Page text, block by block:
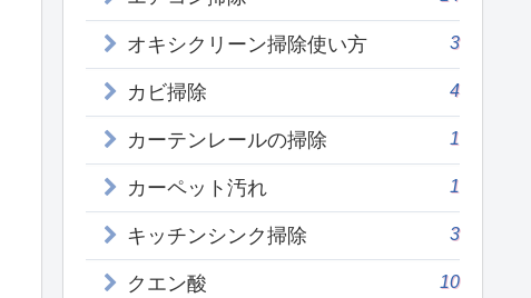
オキシクリーン掃除使い方 3
カビ掃除 4
カーテンレールの掃除 1
カーペット汚れ 1
キッチンシンク掃除 3
クエン酸 10